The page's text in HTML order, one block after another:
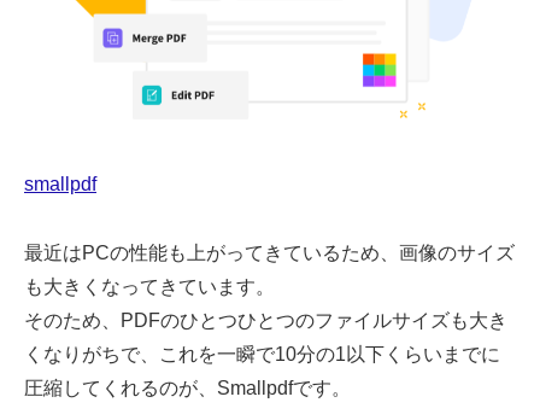
smallpdf
最近はPCの性能も上がってきているため、画像のサイズ
も大きくなってきています。
そのため、PDFのひとつひとつのファイルサイズも大き
くなりがちで、これを一瞬で10分の1以下くらいまでに
圧縮してくれるのが、Smallpdfです。